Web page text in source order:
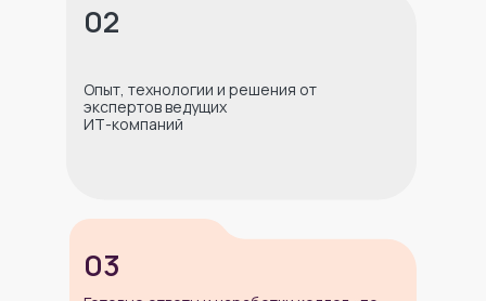
Опыт, технологии и решения от
экспертов ведущих
ИТ-компаний
02
03